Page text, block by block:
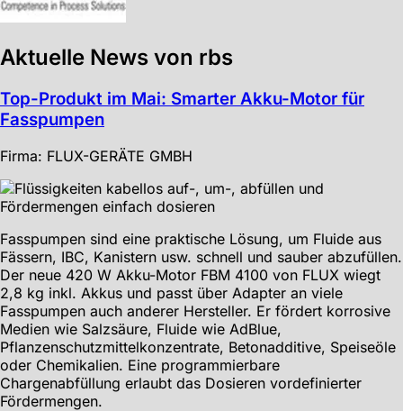
Aktuelle News von rbs
Top-Produkt im Mai: Smarter Akku-Motor für
Fasspumpen
Firma: FLUX-GERÄTE GMBH
Fasspumpen sind eine praktische Lösung, um Fluide aus
Fässern, IBC, Kanistern usw. schnell und sauber abzufüllen.
Der neue 420 W Akku-Motor FBM 4100 von FLUX wiegt
2,8 kg inkl. Akkus und passt über Adapter an viele
Fasspumpen auch anderer Hersteller. Er fördert korrosive
Medien wie Salzsäure, Fluide wie AdBlue,
Pflanzenschutzmittelkonzentrate, Betonadditive, Speiseöle
oder Chemikalien. Eine programmierbare
Chargenabfüllung erlaubt das Dosieren vordefinierter
Fördermengen.